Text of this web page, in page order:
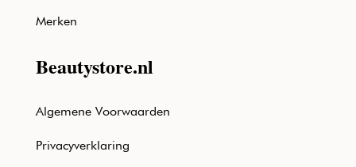
Merken
Beautystore.nl
Algemene Voorwaarden
Privacyverklaring